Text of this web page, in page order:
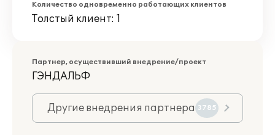
Количество одновременно работающих клиентов
Толстый клиент: 1
Партнер, осуществивший внедрение/проект
ГЭНДАЛЬФ
Другие внедрения партнера 3785